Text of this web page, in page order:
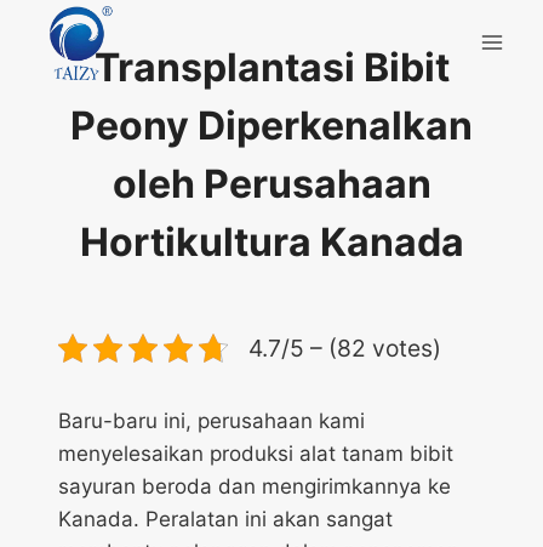
content
Transplantasi Bibit
Peony Diperkenalkan
oleh Perusahaan
Hortikultura Kanada
4.7/5 – (82 votes)
Baru-baru ini, perusahaan kami
menyelesaikan produksi alat tanam bibit
sayuran beroda dan mengirimkannya ke
Kanada. Peralatan ini akan sangat